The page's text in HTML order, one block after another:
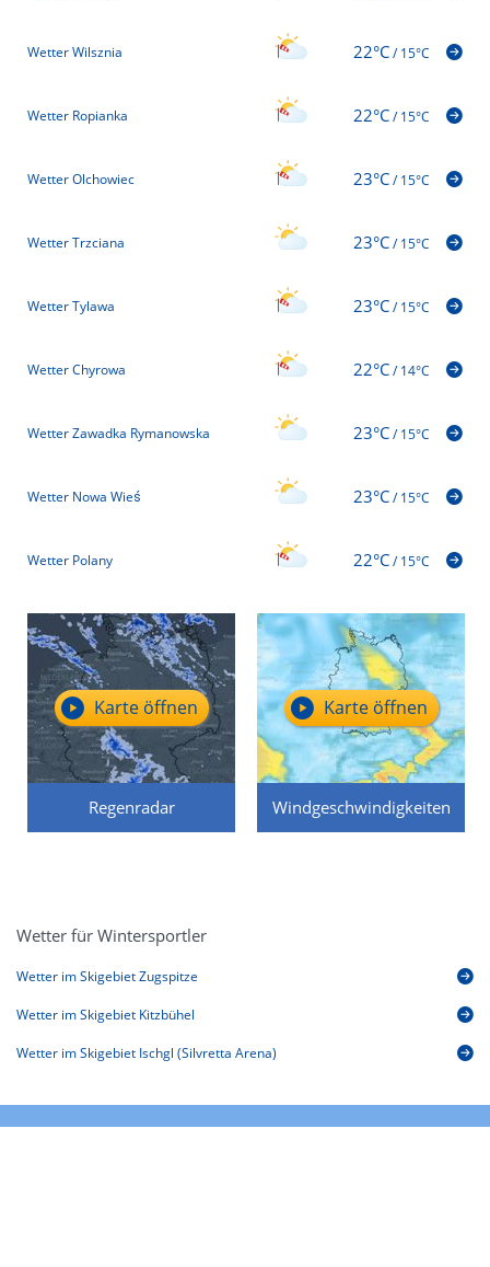
Wetter Wilsznia 22°C/15°C
Wetter Ropianka 22°C/15°C
Wetter Olchowiec 23°C/15°C
Wetter Trzciana 23°C/15°C
Wetter Tylawa 23°C/15°C
Wetter Chyrowa 22°C/14°C
Wetter Zawadka Rymanowska 23°C/15°C
Wetter Nowa Wieś 23°C/15°C
Wetter Polany 22°C/15°C
Regenradar
Karte öffnen
Windgeschwindigkeiten
Karte öffnen
Wetter für Wintersportler
Wetter im Skigebiet Zugspitze
Wetter im Skigebiet Kitzbühel
Wetter im Skigebiet Ischgl (Silvretta Arena)